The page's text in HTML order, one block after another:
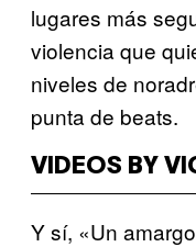
lugares más
violencia que
niveles de
punta de beats.
VIDEOS BY
Y sí, «Un